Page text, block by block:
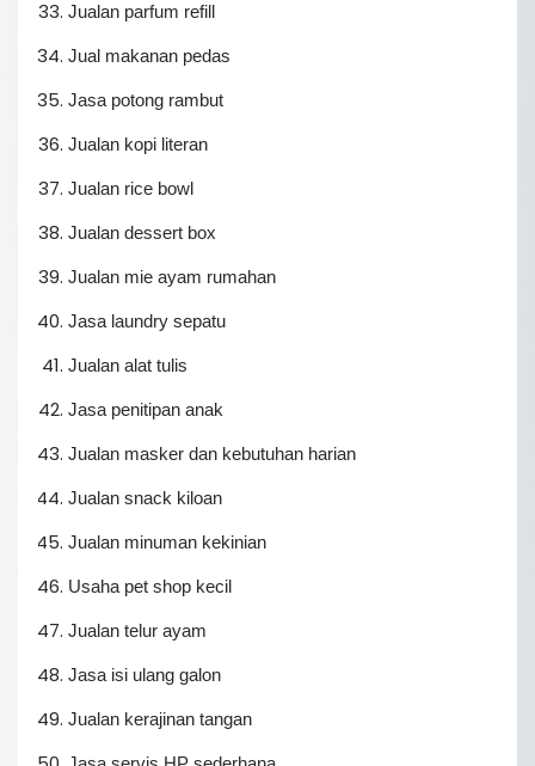
Jualan parfum refill
Jual makanan pedas
Jasa potong rambut
Jualan kopi literan
Jualan rice bowl
Jualan dessert box
Jualan mie ayam rumahan
Jasa laundry sepatu
Jualan alat tulis
Jasa penitipan anak
Jualan masker dan kebutuhan harian
Jualan snack kiloan
Jualan minuman kekinian
Usaha pet shop kecil
Jualan telur ayam
Jasa isi ulang galon
Jualan kerajinan tangan